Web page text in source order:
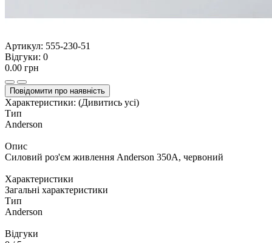
Артикул: 555-230-51
Відгуки: 0
0.00 грн
Повідомити про наявність
Характеристики: (Дивитись усі)
Тип
Anderson
Опис
Силовий роз'єм живлення Anderson 350А, червоний
Характеристики
Загальні характеристики
Тип
Anderson
Відгуки